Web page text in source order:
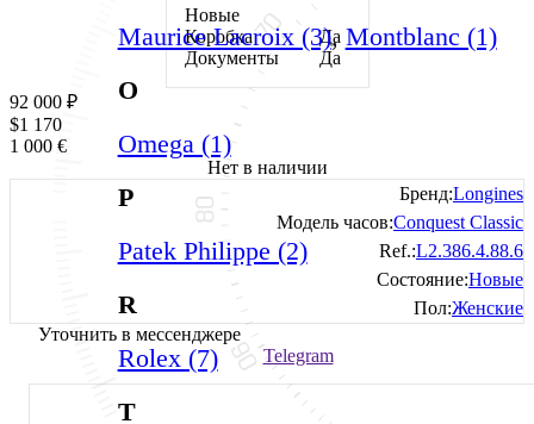
Maurice Lacroix (3),Montblanc (1)
O
Omega (1)
P
Patek Philippe (2)
R
Rolex (7)
T
Новые
Коробка
Да
Документы
Да
92 000 ₽
$1 170
1 000 €
Нет в наличии
Бренд:Longines
Модель часов:Conquest Classic
Ref.:L2.386.4.88.6
Состояние:Новые
Пол:Женские
Уточнить в мессенджере
Telegram